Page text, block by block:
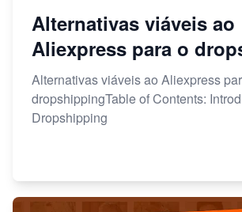
Alternativas viáveis ao
Aliexpress para o
Alternativas viáveis ao Aliexpress
dropshippingTable of Contents:
Dropshipping